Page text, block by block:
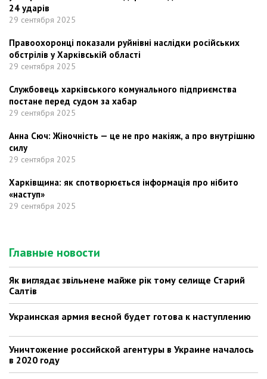
24 ударів
29 сентября 2025
Правоохоронці показали руйнівні наслідки російських
обстрілів у Харківській області
29 сентября 2025
Службовець харківського комунального підприємства
постане перед судом за хабар
29 сентября 2025
Анна Сюч: Жіночність — це не про макіяж, а про внутрішню
силу
29 сентября 2025
Харківщина: як спотворюється інформація про нібито
«наступ»
29 сентября 2025
Главные новости
Як виглядає звільнене майже рік тому селище Старий
Салтів
Украинская армия весной будет готова к наступлению
Уничтожение российской агентуры в Украине началось
в 2020 году